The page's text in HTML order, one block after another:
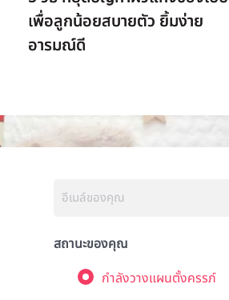
เพื่อลูกน้อยสบายตัว ยิ้มง่าย
อารมณ์ดี
สถานะของคุณ
กำลังวางแผนตั้งครรภ์